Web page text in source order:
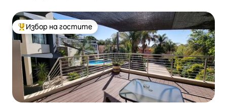
Най-популярен избор на гостите
Избор на гостите